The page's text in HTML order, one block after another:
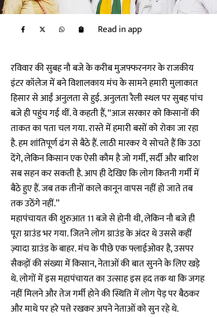
Read in app
रविवार की सुबह नौ बजे के करीब मुजफ्फरनगर के राजकीय
इंटर कॉलेज में बने विशालकाय मंच के सामने हमारी मुलाकात
हिसार से आईं अनुलता से हुई. अनुलता रैली स्थल पर सुबह पांच
बजे ही पहुंच गई थीं. वे कहती हैं, ‘‘आज सरकार को किसानों की
ताकत का पता चल गया. रास्ते में हमारी बसों को रोका जा रहा
है. हम शांतिपूर्ण ढंग से बैठे हैं. लाठी मारकर ये सोचते हैं कि उठा
देंगे, लेकिन किसान एक ऐसी कौम है जो गर्मी, सर्दी और बारिश
सब सहन कर सकती है. आप ही देखिए कि लोग कितनी गर्मी में
बैठे हुए हैं. जब तक तीनों काले कानून वापस नहीं हो जाते तब
तक उठेंगे नहीं.’’
महापंचायत की शुरुआत 11 बजे से होनी थी, लेकिन नौ बजे ही
पूरा ग्राउंड भर गया. जितने लोग ग्राउंड के अंदर थे उससे कहीं
ज़्यादा ग्राउंड के बाहर. मंच के पीछे एक फ्लाईओवर है, उसपर
सैकड़ों की संख्या में किसान, नेताओं की बात सुनने के लिए खड़े
थे. लोगों में इस महापंचायत का उत्साह इस हद तक था कि जगह
नहीं मिलने और तेज गर्मी होने की स्थिति में लोग पेड़ पर बैठकर
और माथे पर हरे पत्ते रखकर अपने नेताओं को सुन रहे थे.